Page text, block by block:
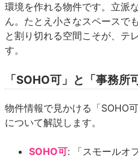
環境を作れる物件です。立派
ん。たとえ小さなスペースで
と割り切れる空間こそが、テ
す。
「SOHO可」と「事務所
物件情報で見かける「SOHO
について解説します。
SOHO可: 「スモールオ